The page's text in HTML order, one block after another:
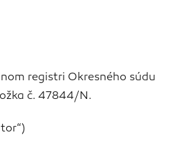
registri Okresného súdu
č. 47844/N.